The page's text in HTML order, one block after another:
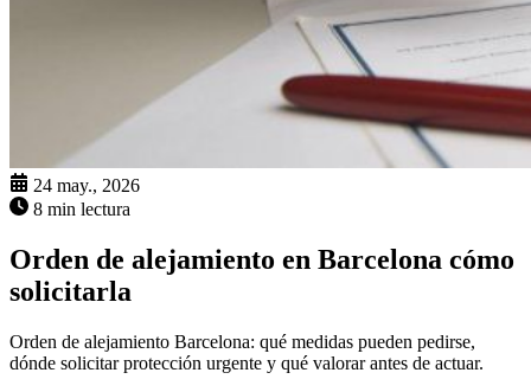
24 may., 2026
8 min lectura
Orden de alejamiento en Barcelona cómo
solicitarla
Orden de alejamiento Barcelona: qué medidas pueden pedirse,
dónde solicitar protección urgente y qué valorar antes de actuar.